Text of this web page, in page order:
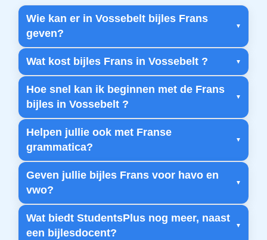
Wie kan er in Vossebelt bijles Frans
geven?
Wat kost bijles Frans in Vossebelt ?
Hoe snel kan ik beginnen met de Frans
bijles in Vossebelt ?
Helpen jullie ook met Franse
grammatica?
Geven jullie bijles Frans voor havo en
vwo?
Wat biedt StudentsPlus nog meer, naast
een bijlesdocent?